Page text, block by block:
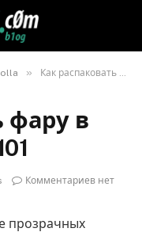
» Как распаковать фару в Toyota Corolla EE101
фару в
Комментариев нет
прозрачных